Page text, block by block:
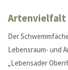
Artenvielfalt
Der
Lebensraum- und
„Lebensader